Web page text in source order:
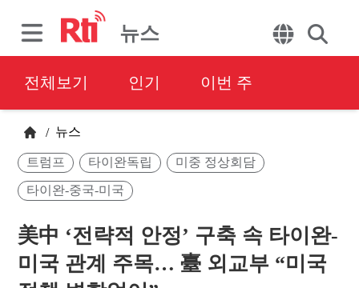
뉴스
전체보기 인기 이번 주
/ 뉴스
트럼프 타이완독립 미중 정상회담
타이완-중국-미국
美中 ‘전략적 안정’ 구축 속 타이완-
미국 관계 주목… 臺 외교부 “미국